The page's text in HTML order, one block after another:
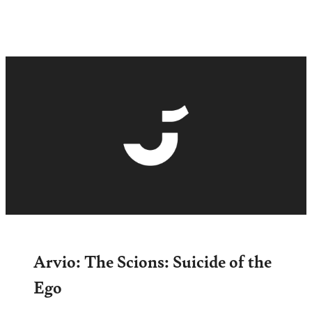
Arvio: The Scions: Suicide of the
Ego